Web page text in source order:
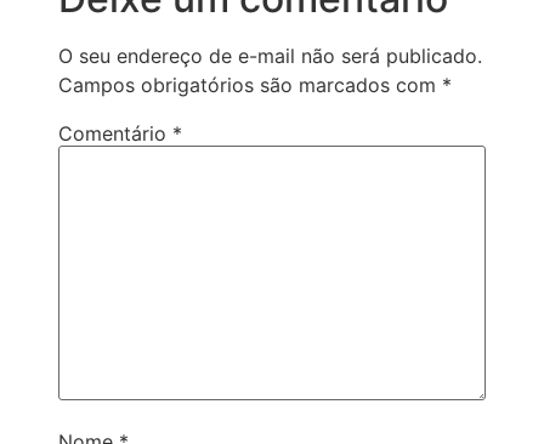
O seu endereço de e-mail não será publicado.
Campos obrigatórios são marcados com *
Comentário *